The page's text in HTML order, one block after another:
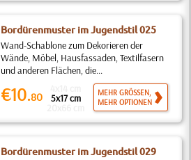
Bordürenmuster im Jugendstil 025
Wand-Schablone zum Dekorieren der
Wände, Möbel, Hausfassaden, Textilfasern
und anderen Flächen, die...
€10.80 5x17 cm
MEHR GRÖSSEN,
MEHR OPTIONEN
Bordürenmuster im Jugendstil 029